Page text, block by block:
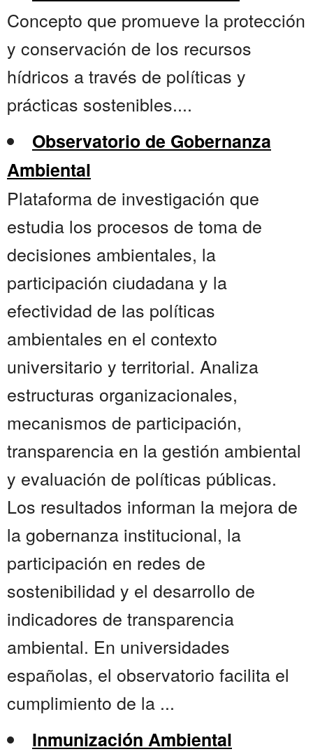
Concepto que promueve la protección
y conservación de los recursos
hídricos a través de políticas y
prácticas sostenibles....
Observatorio de Gobernanza
Ambiental
Plataforma de investigación que
estudia los procesos de toma de
decisiones ambientales, la
participación ciudadana y la
efectividad de las políticas
ambientales en el contexto
universitario y territorial. Analiza
estructuras organizacionales,
mecanismos de participación,
transparencia en la gestión ambiental
y evaluación de políticas públicas.
Los resultados informan la mejora de
la gobernanza institucional, la
participación en redes de
sostenibilidad y el desarrollo de
indicadores de transparencia
ambiental. En universidades
españolas, el observatorio facilita el
cumplimiento de la ...
Inmunización Ambiental